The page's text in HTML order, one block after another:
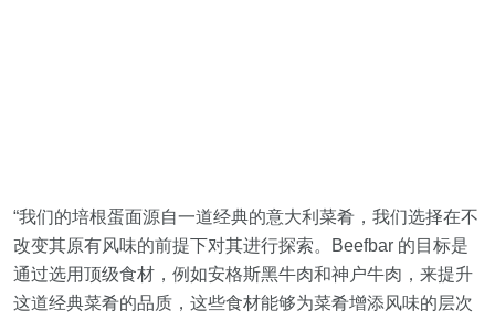
“我们的培根蛋面源自一道经典的意大利菜肴，我们选择在不
改变其原有风味的前提下对其进行探索。Beefbar 的目标是
通过选用顶级食材，例如安格斯黑牛肉和神户牛肉，来提升
这道经典菜肴的品质，这些食材能够为菜肴增添风味的层次